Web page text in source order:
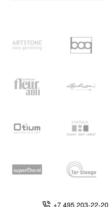
+7 495 203-22-20